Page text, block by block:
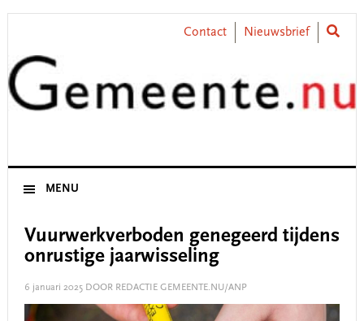
Skip
primary
navigation
Skip
content
Skip
primary
sidebar
Skip
footer
Contact Nieuwsbrief
MENU
Vuurwerkverboden genegeerd tijdens
onrustige jaarwisseling
6 januari 2025DOOR REDACTIE GEMEENTE.NU/ANP